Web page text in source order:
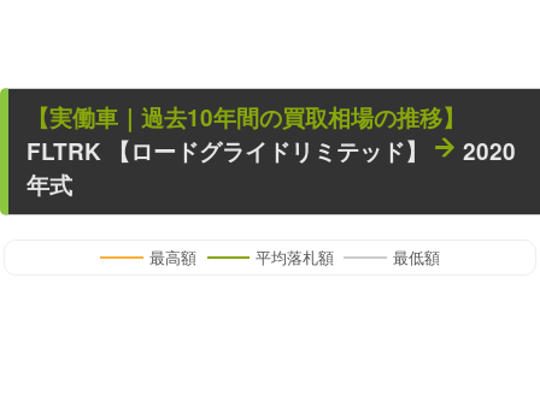
【実働車 ｜過去10年間の買取相場の推移】
FLTRK 【ロードグライドリミテッド】
2020
年式
最高額 平均落札額 最低額